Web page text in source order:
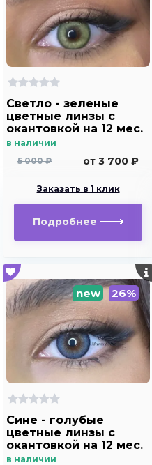
Светло - зеленые
цветные линзы c
окантовкой на 12 мес.
Marquise Dominico
в наличии
5 000 ₽
от 3 700 ₽
Заказать в 1 клик
Подробнее
new 26%
Сине - голубые
цветные линзы c
окантовкой на 12 мес.
Marquise Manuel blue
в наличии